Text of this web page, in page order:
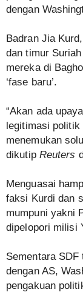
dengan
Badran Jia
dan timur
mereka di
‘fase baru’.
“Akan ada
legitimasi politik
menemukan
dikutip Reuters
Menguasai
faksi Kurdi dan
mumpuni yakni
dipelopori milisi
Sementara SDF
dengan AS,
pengakuan